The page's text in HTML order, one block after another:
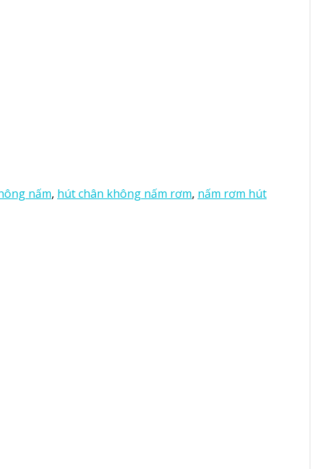
nấm, hút chân không nấm rơm, nấm rơm hút